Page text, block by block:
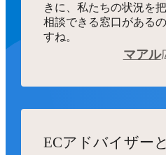
きに、私たちの状況を
相談できる窓口がある
すね。
マアル
ECアドバイザー